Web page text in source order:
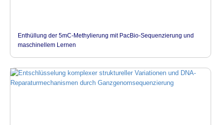
Enthüllung der 5mC-Methylierung mit PacBio-Sequenzierung und
maschinellem Lernen